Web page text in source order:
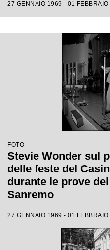
27 GENNAIO 1969 - 01 FEBBRAIO
FOTO
Stevie Wonder sul
delle feste del
durante le prove
Sanremo
27 GENNAIO 1969 - 01 FEBBRAIO